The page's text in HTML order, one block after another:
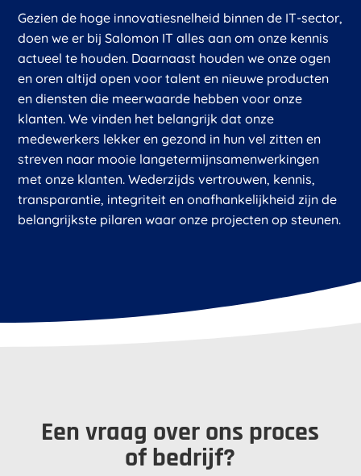
Gezien de hoge innovatiesnelheid binnen de IT-sector,
doen we er bij Salomon IT alles aan om onze kennis
actueel te houden. Daarnaast houden we onze ogen
en oren altijd open voor talent en nieuwe producten
en diensten die meerwaarde hebben voor onze
klanten. We vinden het belangrijk dat onze
medewerkers lekker en gezond in hun vel zitten en
streven naar mooie langetermijnsamenwerkingen
met onze klanten. Wederzijds vertrouwen, kennis,
transparantie, integriteit en onafhankelijkheid zijn de
belangrijkste pilaren waar onze projecten op steunen.
Een vraag over ons proces
of bedrijf?